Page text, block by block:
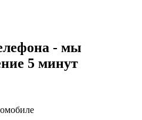
- мы
5 минут